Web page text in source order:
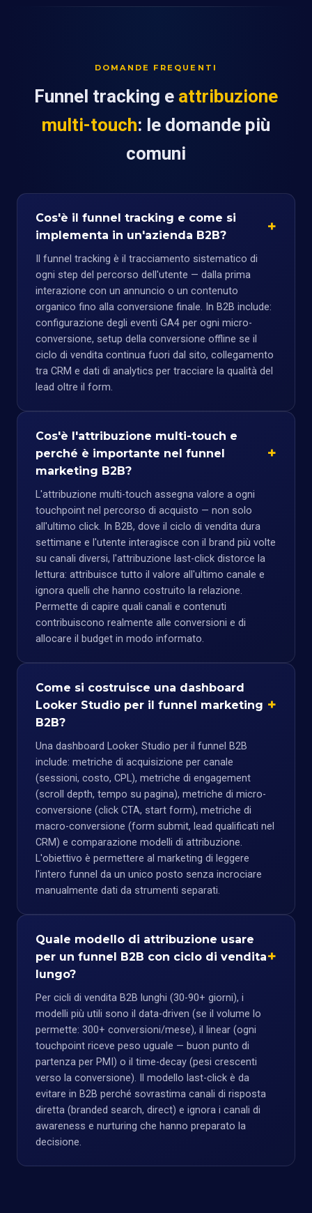
DOMANDE FREQUENTI
Funnel tracking e attribuzione
multi-touch: le domande più
comuni
Cos'è il funnel tracking e come si
implementa in un'azienda B2B?
Il funnel tracking è il tracciamento sistematico di
ogni step del percorso dell'utente — dalla prima
interazione con un annuncio o un contenuto
organico fino alla conversione finale. In B2B include:
configurazione degli eventi GA4 per ogni micro-
conversione, setup della conversione offline se il
ciclo di vendita continua fuori dal sito, collegamento
tra CRM e dati di analytics per tracciare la qualità del
lead oltre il form.
Cos'è l'attribuzione multi-touch e
perché è importante nel funnel
marketing B2B?
L'attribuzione multi-touch assegna valore a ogni
touchpoint nel percorso di acquisto — non solo
all'ultimo click. In B2B, dove il ciclo di vendita dura
settimane e l'utente interagisce con il brand più volte
su canali diversi, l'attribuzione last-click distorce la
lettura: attribuisce tutto il valore all'ultimo canale e
ignora quelli che hanno costruito la relazione.
Permette di capire quali canali e contenuti
contribuiscono realmente alle conversioni e di
allocare il budget in modo informato.
Come si costruisce una dashboard
Looker Studio per il funnel marketing
B2B?
Una dashboard Looker Studio per il funnel B2B
include: metriche di acquisizione per canale
(sessioni, costo, CPL), metriche di engagement
(scroll depth, tempo su pagina), metriche di micro-
conversione (click CTA, start form), metriche di
macro-conversione (form submit, lead qualificati nel
CRM) e comparazione modelli di attribuzione.
L'obiettivo è permettere al marketing di leggere
l'intero funnel da un unico posto senza incrociare
manualmente dati da strumenti separati.
Quale modello di attribuzione usare
per un funnel B2B con ciclo di vendita
lungo?
Per cicli di vendita B2B lunghi (30-90+ giorni), i
modelli più utili sono il data-driven (se il volume lo
permette: 300+ conversioni/mese), il linear (ogni
touchpoint riceve peso uguale — buon punto di
partenza per PMI) o il time-decay (pesi crescenti
verso la conversione). Il modello last-click è da
evitare in B2B perché sovrastima canali di risposta
diretta (branded search, direct) e ignora i canali di
awareness e nurturing che hanno preparato la
decisione.